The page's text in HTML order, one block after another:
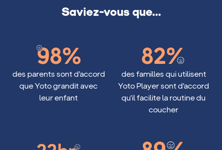
Saviez-vous que...
98%
des parents sont d'accord
que Yoto grandit avec
leur enfant
82%
des familles qui utilisent
Yoto Player sont d'accord
qu'il facilite la routine du
coucher